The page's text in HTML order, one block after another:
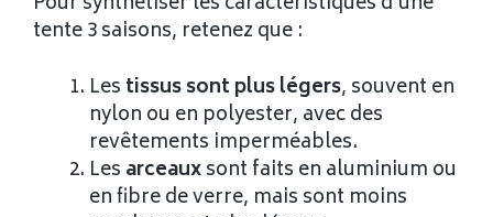
tente 3 saisons, retenez que :
Les tissus sont plus légers, souvent en
nylon ou en polyester, avec des
revêtements imperméables.
Les arceauxsont faits en aluminium ou
en fibre de verre, mais sont moins